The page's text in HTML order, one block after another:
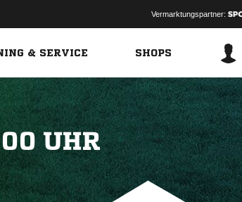
Vermarktungspartner:
& SERVICE SHOPS
